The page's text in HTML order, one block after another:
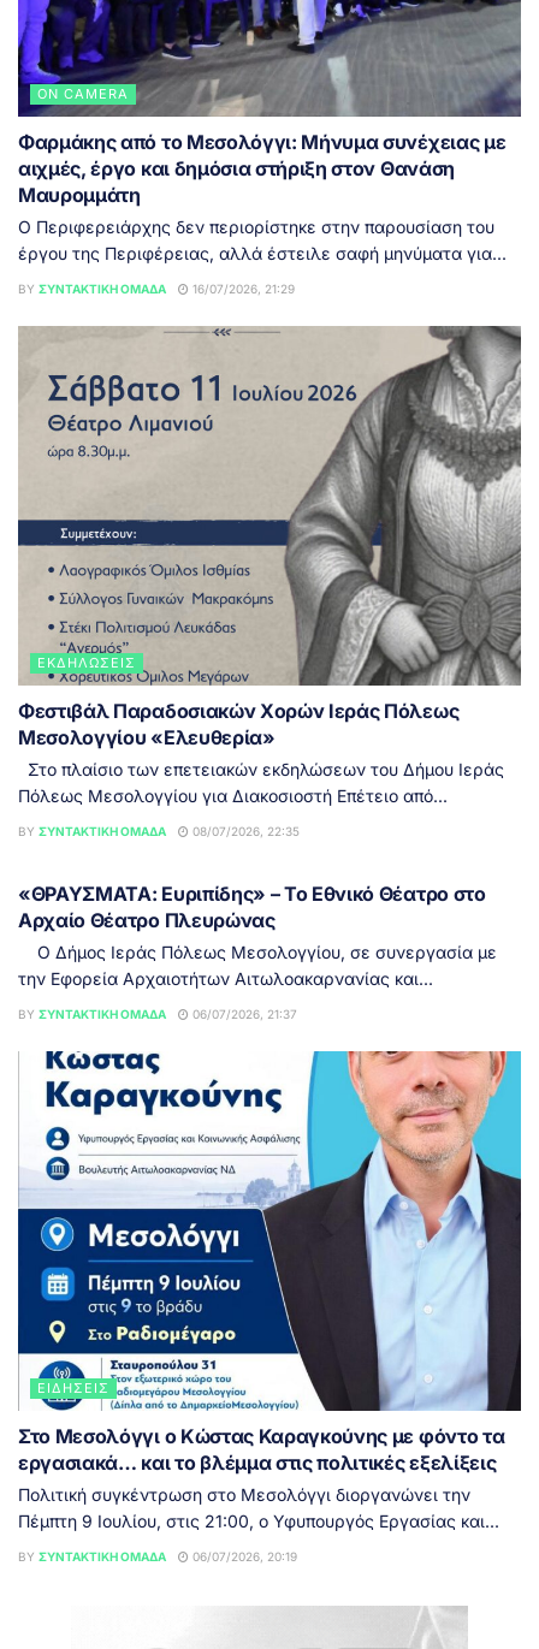
ON CAMERA
Φαρμάκης από το Μεσολόγγι: Μήνυμα συνέχειας με
αιχμές, έργο και δημόσια στήριξη στον Θανάση
Μαυρομμάτη
Ο Περιφερειάρχης δεν περιορίστηκε στην παρουσίαση του
έργου της Περιφέρειας, αλλά έστειλε σαφή μηνύματα για...
BY ΣΥΝΤΑΚΤΙΚΉ ΟΜΆΔΑ 16/07/2026, 21:29
ΕΚΔΗΛΏΣΕΙΣ
Φεστιβάλ Παραδοσιακών Χορών Ιεράς Πόλεως
Μεσολογγίου «Ελευθερία»
Στο πλαίσιο των επετειακών εκδηλώσεων του Δήμου Ιεράς
Πόλεως Μεσολογγίου για Διακοσιοστή Επέτειο από...
BY ΣΥΝΤΑΚΤΙΚΉ ΟΜΆΔΑ 08/07/2026, 22:35
«ΘΡΑΥΣΜΑΤΑ: Ευριπίδης» – Το Εθνικό Θέατρο στο
Αρχαίο Θέατρο Πλευρώνας
Ο Δήμος Ιεράς Πόλεως Μεσολογγίου, σε συνεργασία με
την Εφορεία Αρχαιοτήτων Αιτωλοακαρνανίας και...
BY ΣΥΝΤΑΚΤΙΚΉ ΟΜΆΔΑ 06/07/2026, 21:37
ΕΙΔΉΣΕΙΣ
Στο Μεσολόγγι ο Κώστας Καραγκούνης με φόντο τα
εργασιακά… και το βλέμμα στις πολιτικές εξελίξεις
Πολιτική συγκέντρωση στο Μεσολόγγι διοργανώνει την
Πέμπτη 9 Ιουλίου, στις 21:00, ο Υφυπουργός Εργασίας και...
BY ΣΥΝΤΑΚΤΙΚΉ ΟΜΆΔΑ 06/07/2026, 20:19